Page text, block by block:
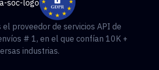
el proveedor de servicios API de
# 1, en el que confían 10K +
industrias.